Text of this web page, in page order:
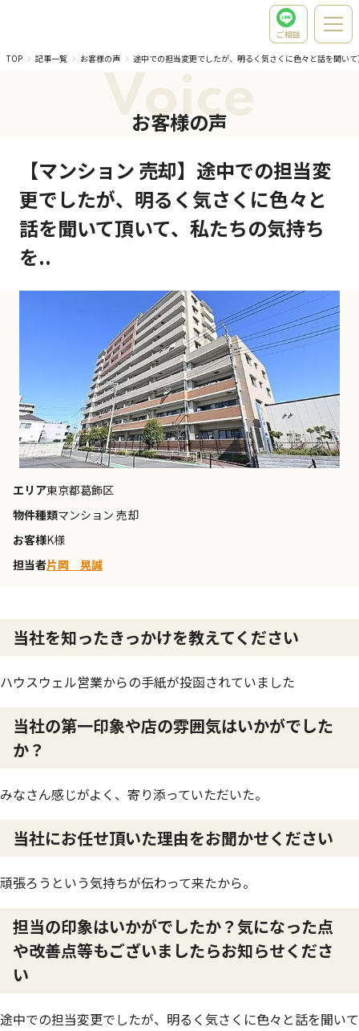
ご相談
TOP
記事一覧 お客様の声 途中での担当変更でしたが、明るく気さくに色々と話を聞い
Voice
お客様の声
【マンション 売却】途中での担当変
更でしたが、明るく気さくに色々と
話を聞いて頂いて、私たちの気持ち
を..
エリア東京都葛飾区
物件種類マンション 売却
お客様K様
担当者片岡 晃誠
当社を知ったきっかけを教えてください
ハウスウェル営業からの手紙が投函されていました
当社の第一印象や店の雰囲気はいかがでした
か？
みなさん感じがよく、寄り添っていただいた。
当社にお任せ頂いた理由をお聞かせください
頑張ろうという気持ちが伝わって来たから。
担当の印象はいかがでしたか？気になった点
や改善点等もございましたらお知らせくださ
い
途中での担当変更でしたが、明るく気さくに色々と話を聞いて